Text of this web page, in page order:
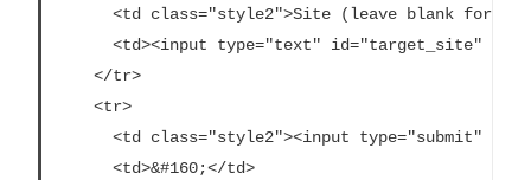
<td class="style2">Site (leave blank for
<td><input type="text" id="target_site"
    </tr>
    <tr>
<td class="style2"><input type="submit"
      <td>&#160;</td>